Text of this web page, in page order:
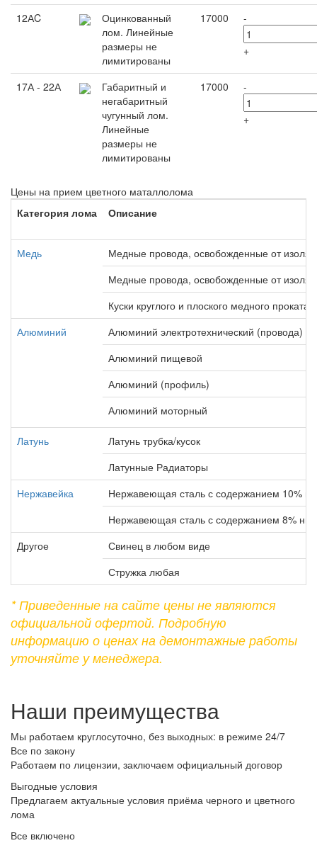
12АC
Оцинкованный
лом. Линейные
размеры не
лимитированы
17000 -
+
17А - 22А
Габаритный и
негабаритный
чугунный лом.
Линейные
размеры не
лимитированы
17000 -
+
Цены на прием цветного маталлолома
Категория лома
Описание
Медь
Медные провода, освобожденные от
Медные провода, освобожденные от
Куски круглого и плоского медного проката
Алюминий
Алюминий электротехнический (провода)
Алюминий пищевой
Алюминий (профиль)
Алюминий моторный
Латунь
Латунь трубка/кусок
Латунные Радиаторы
Нержавейка
Нержавеющая сталь с содержанием 10%
Нержавеющая сталь с содержанием 8%
Другое
Свинец в любом виде
Стружка любая
* Приведенные на сайте цены не являются
официальной офертой. Подробную
информацию о ценах на демонтажные работы
уточняйте у менеджера.
Наши преимущества
Мы работаем круглосуточно, без выходных: в режиме 24/7
Все по закону
Работаем по лицензии, заключаем официальный договор
Выгодные условия
Предлагаем актуальные условия приёма черного и цветного
лома
Все включено